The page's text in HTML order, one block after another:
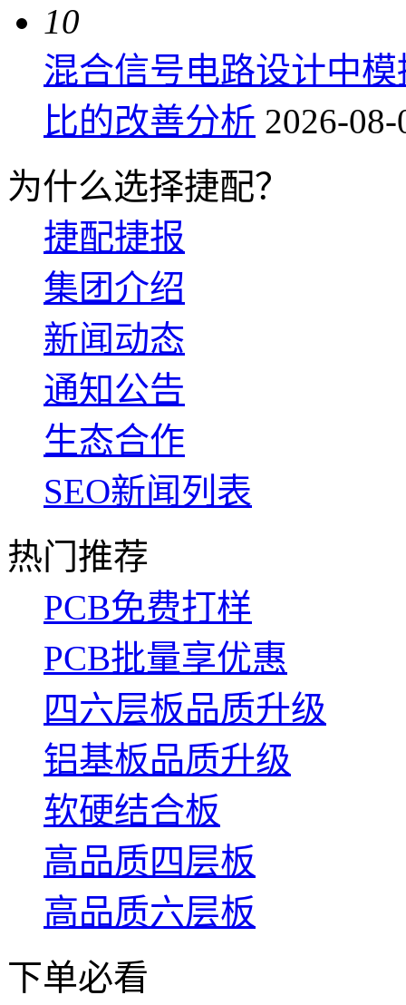
10
混合信号电路设计中
比的改善分析 2026-
为什么选择捷配？
捷配捷报
集团介绍
新闻动态
通知公告
生态合作
SEO新闻列表
热门推荐
PCB免费打样
PCB批量享优惠
四六层板品质升级
铝基板品质升级
软硬结合板
高品质四层板
高品质六层板
下单必看